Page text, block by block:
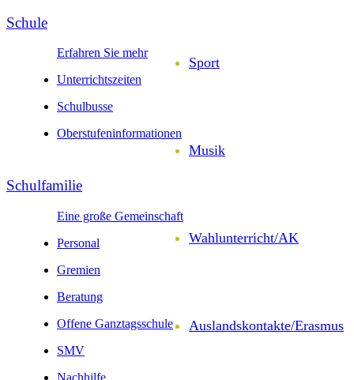
Sport
Musik
Wahl­unter­richt/AK
Auslands­kontakte/Erasmus
Schule
Erfahren Sie mehr
Unter­richts­zeiten
Schul­busse
Ober­stufen­infor­mationen
Schul­familie
Eine große Gemeinschaft
Personal
Gremien
Beratung
Offene Ganztagsschule
SMV
Nachhilfe